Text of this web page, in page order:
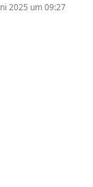
2025 um 09:27